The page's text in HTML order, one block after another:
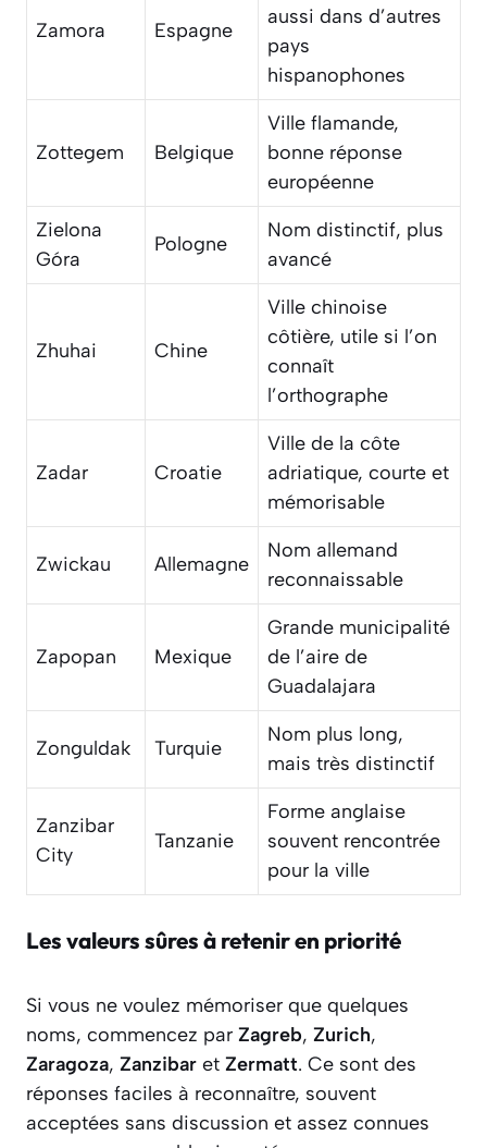
Zamora Espagne
aussi dans d’autres
pays
hispanophones
Zottegem Belgique
Ville flamande,
bonne réponse
européenne
Zielona
Góra
Pologne
Nom distinctif, plus
avancé
Zhuhai Chine
Ville chinoise
côtière, utile si l’on
connaît
l’orthographe
Zadar Croatie
Ville de la côte
adriatique, courte et
mémorisable
Zwickau Allemagne
Nom allemand
reconnaissable
Zapopan Mexique
Grande municipalité
de l’aire de
Guadalajara
Zonguldak Turquie
Nom plus long,
mais très distinctif
Zanzibar
City
Tanzanie
Forme anglaise
souvent rencontrée
pour la ville
Les valeurs sûres à retenir en priorité
Si vous ne voulez mémoriser que quelques
noms, commencez par Zagreb, Zurich,
Zaragoza, Zanzibar et Zermatt. Ce sont des
réponses faciles à reconnaître, souvent
acceptées sans discussion et assez connues